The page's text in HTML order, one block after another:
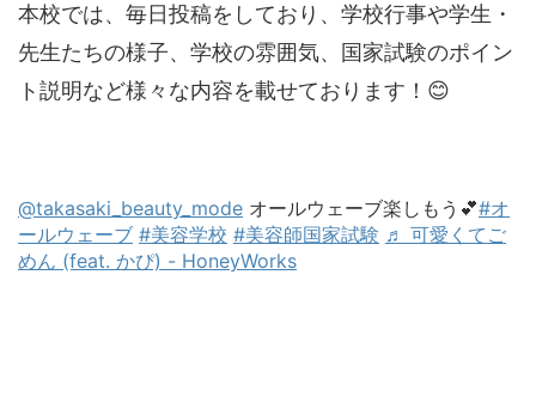
本校では、毎日投稿をしており、学校行事や学生・
先生たちの様子、学校の雰囲気、国家試験のポイン
ト説明など様々な内容を載せております！😊
@takasaki_beauty_mode オールウェーブ楽しもう💕#オ
ールウェーブ #美容学校 #美容師国家試験 ♬ 可愛くてご
めん (feat. かぴ) - HoneyWorks